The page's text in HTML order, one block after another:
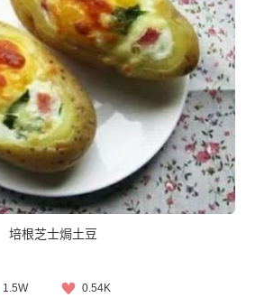
培根芝士焗土豆
1.5W 0.54K